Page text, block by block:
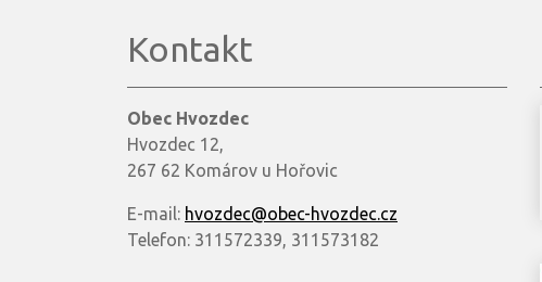
Kontakt
Obec Hvozdec
Hvozdec 12,
267 62 Komárov u Hořovic
E-mail: hvozdec@obec-hvozdec.cz
Telefon: 311572339, 311573182